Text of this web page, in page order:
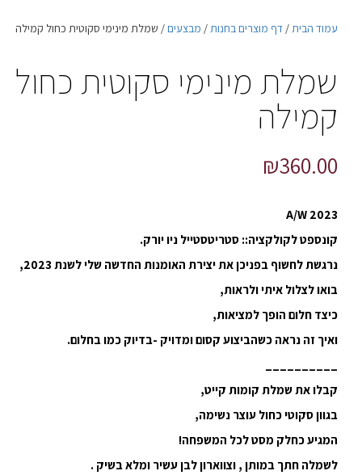
עמוד הבית/ דף מוצרים בחנות/ מבצעים/ שמלת מינימי סקוטית כחול קמילה
שמלת מינימי סקוטית כחול
קמילה
₪360.00
A/W 2023
קונספט לקולקציה:: סטריטסטייל ניו יורק.
נרגשת לחשוף בפניכן את יצירת האומנות החדשה שלי לשנת 2023,
בואו לצלול איתי ולראות,
כיצד חלום הופך למציאות,
ואיך זה נראה כשהביצוע קסום ומדויק -בדיוק כמו בחלום.
קבלו את שמלת קומות קייט,
בגוון סקוטי כחול עוצר נשימה,
המגיע כחלק מסט לכל המשפחה!
לשמלה חתך במותן , וצווארון לבן עשיר ומלא בשיק .